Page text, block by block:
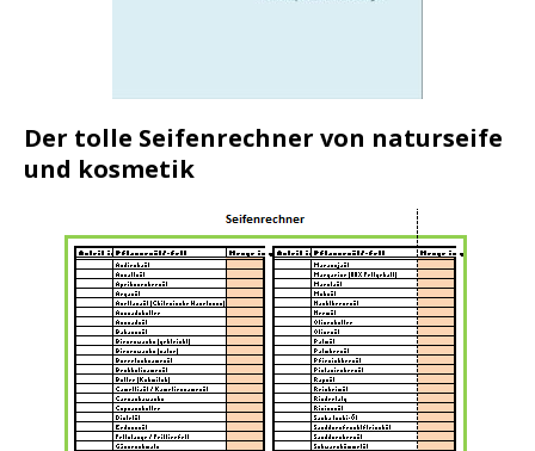
Der tolle Seifenrechner von naturseife
und kosmetik